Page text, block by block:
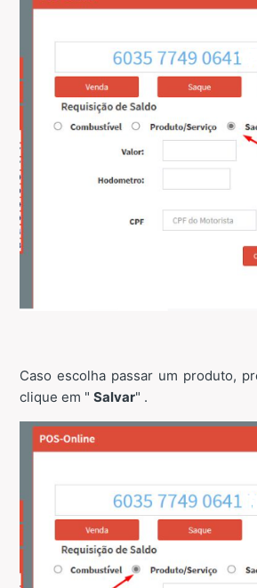
Caso escolha passar um produto,
clique em "Salvar" .